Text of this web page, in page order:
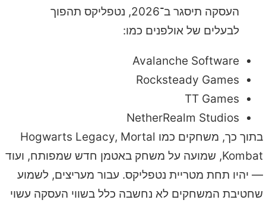
העסקה תיסגר ב־2026, נטפליקס תהפוך
לבעלים של אולפנים כמו:
Avalanche Software
Rocksteady Games
TT Games
NetherRealm Studios
בתוך כך, משחקים כמו Hogwarts Legacy, Mortal
Kombat, שמועה על משחק באטמן חדש שמפותח, ועוד
— יהיו תחת מטריית נטפליקס. עבור מעריצים, לשמוע
שחטיבת המשחקים לא נחשבה כלל בשווי העסקה עשוי